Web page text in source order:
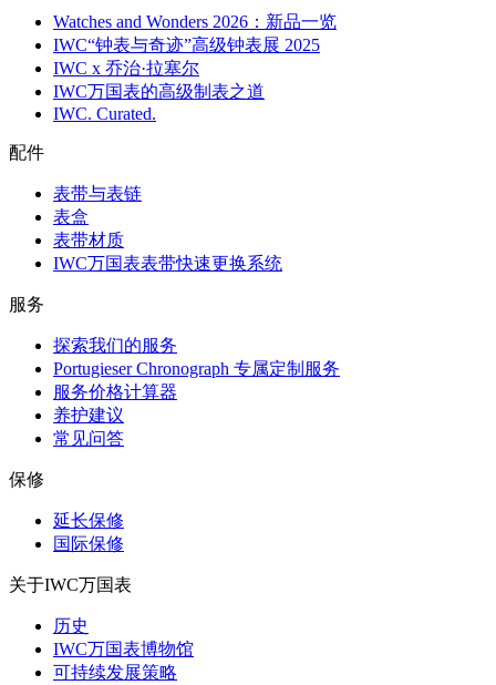
Watches and Wonders 2026：新品一览
IWC“钟表与奇迹”高级钟表展 2025
IWC x 乔治·拉塞尔
IWC万国表的高级制表之道
IWC. Curated.
配件
表带与表链
表盒
表带材质
IWC万国表表带快速更换系统
服务
探索我们的服务
Portugieser Chronograph 专属定制服务
服务价格计算器
养护建议
常见问答
保修
延长保修
国际保修
关于IWC万国表
历史
IWC万国表博物馆
可持续发展策略